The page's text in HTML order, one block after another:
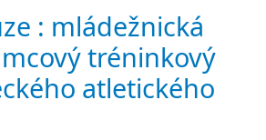
: mládežnická
tréninkový
atletického